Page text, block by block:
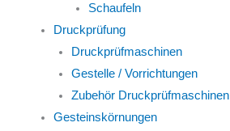
Schaufeln
Druckprüfung
Druckprüfmaschinen
Gestelle / Vorrichtungen
Zubehör Druckprüfmaschinen
Gesteinskörnungen